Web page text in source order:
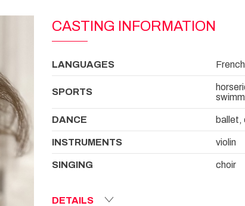
CASTING INFORMATION
LANGUAGES
SPORTS
DANCE ballet,
INSTRUMENTS violin
SINGING choir
DETAILS